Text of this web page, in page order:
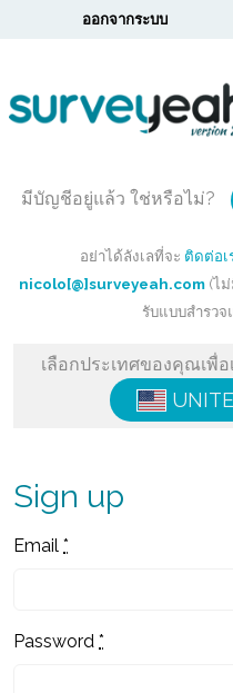
ออกจากระบบ
มีบัญชีอยู่แล้ว ใช่หรือไม่?
อย่าได้ลังเลที่จะ ติดต่อเ
nicolo[@]surveyeah.com(ไม่
รับแบบสำรว
เลือกประเทศของคุณเพื่
Sign up
Email *
Password *